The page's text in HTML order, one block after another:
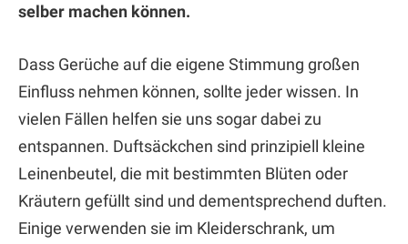
selber machen können.
Dass Gerüche auf die eigene Stimmung großen
Einfluss nehmen können, sollte jeder wissen. In
vielen Fällen helfen sie uns sogar dabei zu
entspannen. Duftsäckchen sind prinzipiell kleine
Leinenbeutel, die mit bestimmten Blüten oder
Kräutern gefüllt sind und dementsprechend duften.
Einige verwenden sie im Kleiderschrank, um